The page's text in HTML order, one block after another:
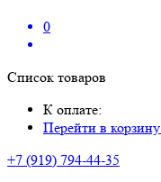
0
Список товаров
К оплате:
Перейти в корзину
+7 (919) 794-44-35